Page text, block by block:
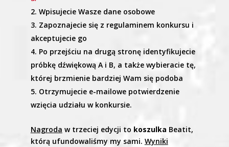
Wpisujecie Wasze dane osobowe
Zapoznajecie się z regulaminem konkursu i
akceptujecie go
Po przejściu na drugą stronę identyfikujecie
próbkę dźwiękową A i B, a także wybieracie tę,
której brzmienie bardziej Wam się podoba
Otrzymujecie e-mailowe potwierdzenie
wzięcia udziału w konkursie.
Nagroda w trzeciej edycji to koszulka Beatit,
którą ufundowaliśmy my sami. Wyniki